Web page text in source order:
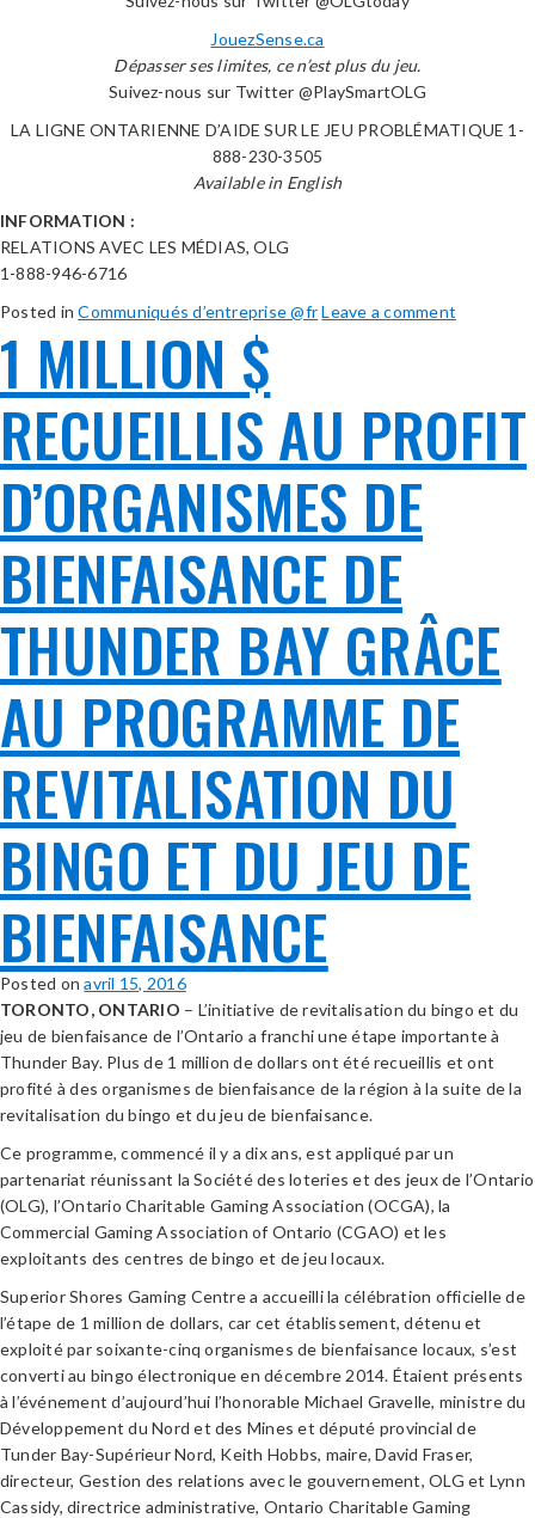
JouezSense.ca
Dépasser ses limites, ce n’est plus du jeu.
Suivez-nous sur Twitter @PlaySmartOLG
LA LIGNE ONTARIENNE D’AIDE SUR LE JEU PROBLÉMATIQUE 1-
888-230-3505
Available in English
INFORMATION :
RELATIONS AVEC LES MÉDIAS, OLG
1-888-946-6716
Posted inCommuniqués d’entreprise @frLeave a comment
1 MILLION $
RECUEILLIS AU PROFIT
D’ORGANISMES DE
BIENFAISANCE DE
THUNDER BAY GRÂCE
AU PROGRAMME DE
REVITALISATION DU
BINGO ET DU JEU DE
BIENFAISANCE
Posted onavril 15, 2016
TORONTO, ONTARIO – L’initiative de revitalisation du bingo et du
jeu de bienfaisance de l’Ontario a franchi une étape importante à
Thunder Bay. Plus de 1 million de dollars ont été recueillis et ont
profité à des organismes de bienfaisance de la région à la suite de la
revitalisation du bingo et du jeu de bienfaisance.
Ce programme, commencé il y a dix ans, est appliqué par un
partenariat réunissant la Société des loteries et des jeux de l’Ontario
(OLG), l’Ontario Charitable Gaming Association (OCGA), la
Commercial Gaming Association of Ontario (CGAO) et les
exploitants des centres de bingo et de jeu locaux.
Superior Shores Gaming Centre a accueilli la célébration officielle de
l’étape de 1 million de dollars, car cet établissement, détenu et
exploité par soixante-cinq organismes de bienfaisance locaux, s’est
converti au bingo électronique en décembre 2014. Étaient présents
à l’événement d’aujourd’hui l’honorable Michael Gravelle, ministre du
Développement du Nord et des Mines et député provincial de
Tunder Bay-Supérieur Nord, Keith Hobbs, maire, David Fraser,
directeur, Gestion des relations avec le gouvernement, OLG et Lynn
Cassidy, directrice administrative, Ontario Charitable Gaming